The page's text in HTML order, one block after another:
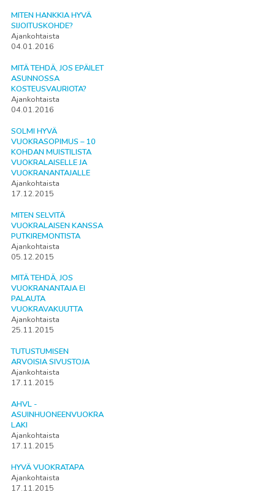
MITEN HANKKIA HYVÄ
SIJOITUSKOHDE?
Ajankohtaista
04.01.2016
MITÄ TEHDÄ, JOS EPÄILET
ASUNNOSSA
KOSTEUSVAURIOTA?
Ajankohtaista
04.01.2016
SOLMI HYVÄ
VUOKRASOPIMUS – 10
KOHDAN MUISTILISTA
VUOKRALAISELLE JA
VUOKRANANTAJALLE
Ajankohtaista
17.12.2015
MITEN SELVITÄ
VUOKRALAISEN KANSSA
PUTKIREMONTISTA
Ajankohtaista
05.12.2015
MITÄ TEHDÄ, JOS
VUOKRANANTAJA EI
PALAUTA
VUOKRAVAKUUTTA
Ajankohtaista
25.11.2015
TUTUSTUMISEN
ARVOISIA SIVUSTOJA
Ajankohtaista
17.11.2015
AHVL -
ASUINHUONEENVUOKRA
LAKI
Ajankohtaista
17.11.2015
HYVÄ VUOKRATAPA
Ajankohtaista
17.11.2015